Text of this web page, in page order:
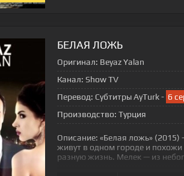
БЕЛАЯ ЛОЖЬ
Оригинал: Beyaz Yalan
Канал: Show TV
Перевод: Субтитры AyTurk - 6
Производство: Турция
Описание: «Белая ложь» (2015)
живут в одном городе и
разную жизнь. Мелек — из